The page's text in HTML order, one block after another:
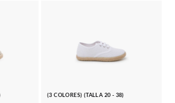
(3 COLORES) (TALLA 20 - 38)